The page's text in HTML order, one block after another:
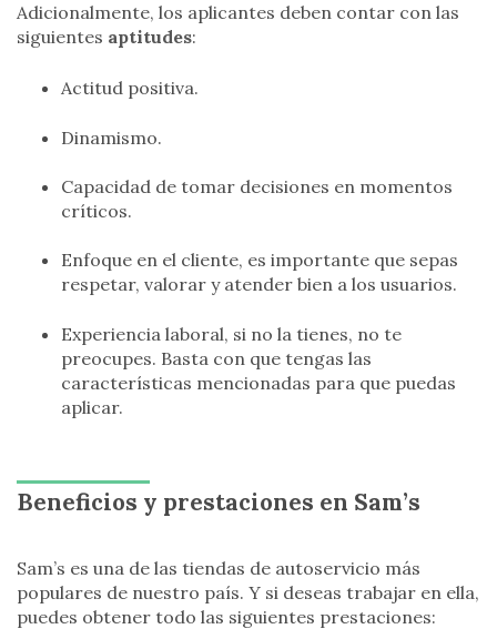
Adicionalmente, los aplicantes deben contar con las
siguientes aptitudes:
Actitud positiva.
Dinamismo.
Capacidad de tomar decisiones en momentos
críticos.
Enfoque en el cliente, es importante que sepas
respetar, valorar y atender bien a los usuarios.
Experiencia laboral, si no la tienes, no te
preocupes. Basta con que tengas las
características mencionadas para que puedas
aplicar.
Beneficios y prestaciones en Sam’s
Sam’s es una de las tiendas de autoservicio más
populares de nuestro país. Y si deseas trabajar en ella,
puedes obtener todo las siguientes prestaciones: